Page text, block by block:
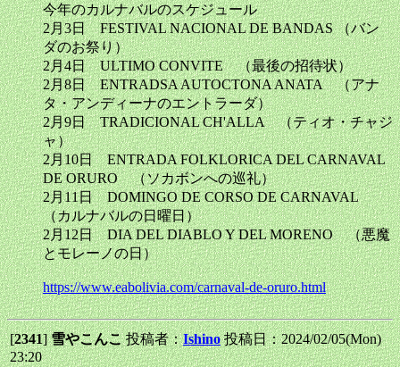
今年のカルナバルのスケジュール
2月3日 FESTIVAL NACIONAL DE BANDAS （バン
ダのお祭り）
2月4日 ULTIMO CONVITE （最後の招待状）
2月8日 ENTRADSA AUTOCTONA ANATA （アナ
タ・アンディーナのエントラーダ）
2月9日 TRADICIONAL CH'ALLA （ティオ・チャジ
ャ）
2月10日 ENTRADA FOLKLORICA DEL CARNAVAL
DE ORURO （ソカボンへの巡礼）
2月11日 DOMINGO DE CORSO DE CARNAVAL
（カルナバルの日曜日）
2月12日 DIA DEL DIABLO Y DEL MORENO （悪魔
とモレーノの日）
https://www.eabolivia.com/carnaval-de-oruro.html
[2341]雪やこんこ投稿者：Ishino 投稿日：2024/02/05(Mon)
23:20